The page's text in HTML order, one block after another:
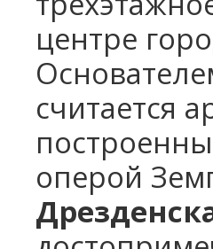
центре
считается
оперой